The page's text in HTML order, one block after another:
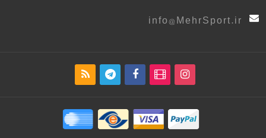
info@MehrSport.ir